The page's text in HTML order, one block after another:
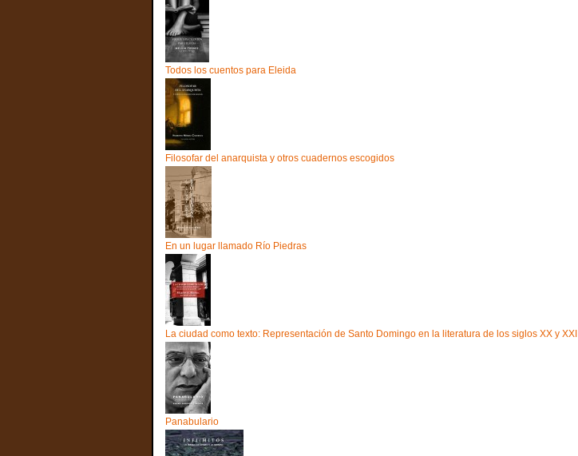
Todos los cuentos para Eleida
Filosofar del anarquista y otros cuadernos escogidos
En un lugar llamado Río Piedras
La ciudad como texto: Representación de Santo Domingo en la literatura de los siglos XX y XXI
Panabulario